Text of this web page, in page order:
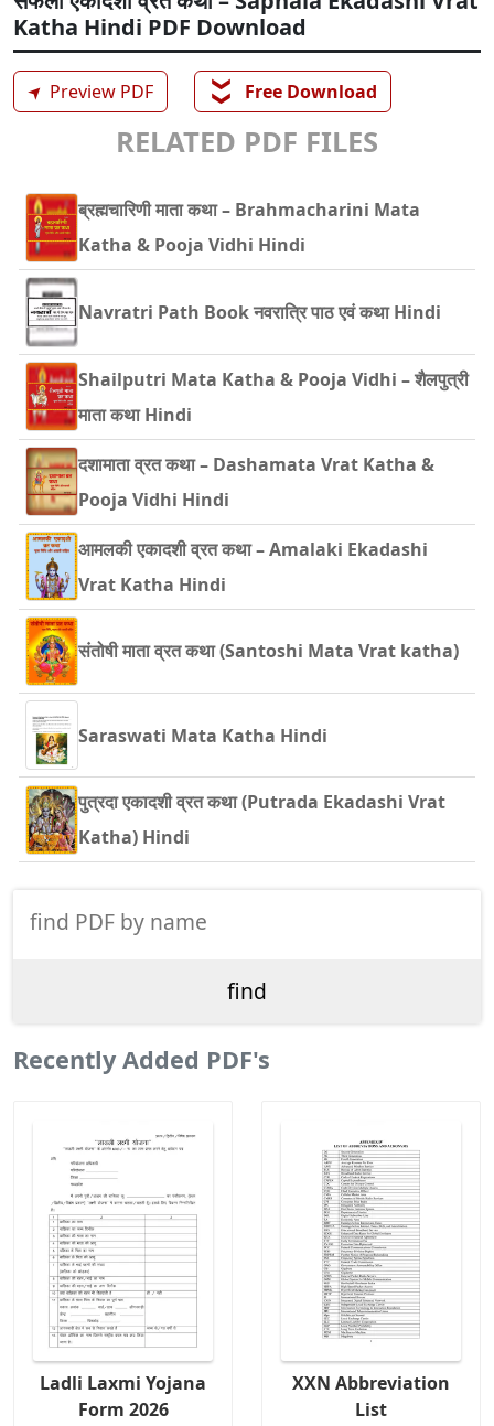
Katha Hindi PDF Download
➤ Preview PDF ❯❯ Free Download
RELATED PDF FILES
ब्रह्मचारिणी माता कथा – Brahmacharini Mata
Katha & Pooja Vidhi Hindi
Navratri Path Book नवरात्रि पाठ एवं कथा Hindi
Shailputri Mata Katha & Pooja Vidhi – शैलपुत्री
माता कथा Hindi
दशामाता व्रत कथा – Dashamata Vrat Katha &
Pooja Vidhi Hindi
आमलकी एकादशी व्रत कथा – Amalaki Ekadashi
Vrat Katha Hindi
संतोषी माता व्रत कथा (Santoshi Mata Vrat katha)
Saraswati Mata Katha Hindi
पुत्रदा एकादशी व्रत कथा (Putrada Ekadashi Vrat
Katha) Hindi
Recently Added PDF's
Ladli Laxmi Yojana
Form 2026
XXN Abbreviation
List